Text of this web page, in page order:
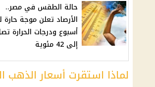
حالة الطقس في مصر..
الأرصاد تعلن موجة حارة
أسبوع ودرجات الحرارة
إلى 42 مئوية
لماذا استقرت أسعار الذهب